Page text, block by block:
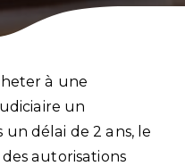
à une
un
délai de 2 ans, le
autorisations